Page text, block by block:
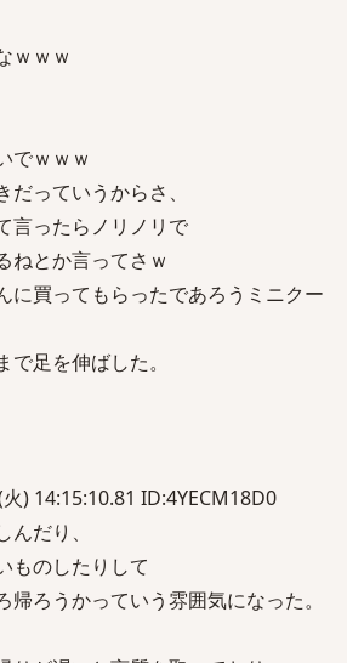
ｗｗｗ
でｗｗｗ
っていうからさ、
言ったらノリノリで
ねとか言ってさｗ
に買ってもらったであろうミニクー
足を伸ばした。
) 14:15:10.81 ID:4YECM18D0
だり、
ものしたりして
帰ろうかっていう雰囲気になった。